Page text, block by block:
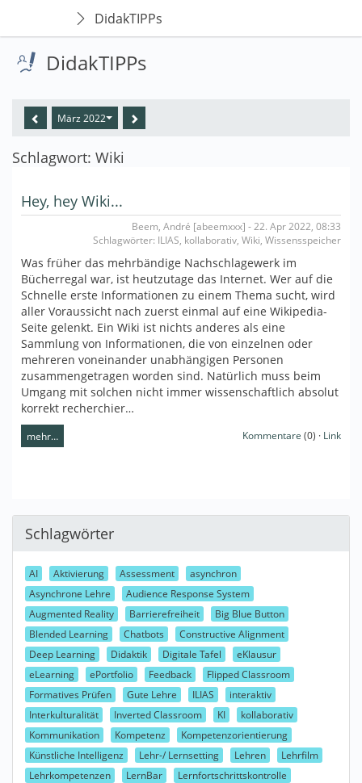
DidakTIPPs
DidakTIPPs
März 2022
Schlagwort: Wiki
Hey, hey Wiki...
Beem, André [abeemxxx] - 22. Apr 2022, 08:33
Schlagwörter: ILIAS, kollaborativ, Wiki, Wissensspeicher
Was früher das mehrbändige Nachschlagewerk im
Bücherregal war, ist heutzutage das Internet. Wer auf die
Schnelle erste Informationen zu einem Thema sucht, wird
aller Voraussicht nach zuerst einmal auf eine Wikipedia-
Seite gelenkt. Ein Wiki ist nichts anderes als eine
Sammlung von Informationen, die von einzelnen oder
mehreren voneinander unabhängigen Personen
zusammengetragen worden sind. Natürlich muss beim
Umgang mit solchen nicht immer wissenschaftlich absolut
korrekt recherchier…
mehr… Kommentare (0) · Link
Schlagwörter
AI Aktivierung Assessment
asynchron
Asynchrone Lehre
Audience Response System
Augmented Reality
Barrierefreiheit
Big Blue Button
Blended Learning
Chatbots
Constructive Alignment
Deep Learning
Didaktik Digitale Tafel
eKlausur
eLearning
ePortfolio Feedback
Flipped Classroom
Formatives Prüfen
Gute Lehre ILIAS
interaktiv
Interkulturalität
Inverted Classroom KI
kollaborativ
Kommunikation
Kompetenz
Kompetenzorientierung
Künstliche Intelligenz
Lehr-/ Lernsetting Lehren
Lehrfilm
Lehrkompetenzen
LernBar
Lernfortschrittskontrolle